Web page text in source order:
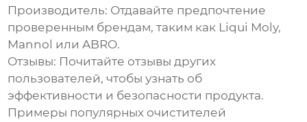
Производитель: Отдавайте предпочтение
проверенным брендам, таким как Liqui Moly,
Mannol или ABRO.
Отзывы: Почитайте отзывы других
пользователей, чтобы узнать об
эффективности и безопасности продукта.
Примеры популярных очистителей